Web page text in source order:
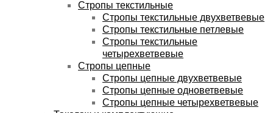
Стропы текстильные
Стропы текстильные двухветвевые
Стропы текстильные петлевые
Стропы текстильные
четырехветвевые
Стропы цепные
Стропы цепные двухветвевые
Стропы цепные одноветвевые
Стропы цепные четырехветвевые